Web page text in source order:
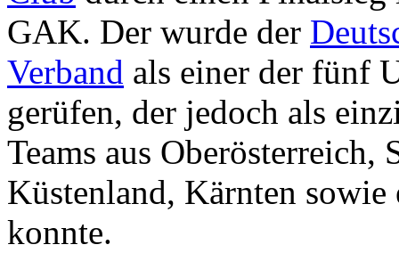
GAK. Der wurde der
Verband als einer der fünf
gerüfen, der jedoch als
Teams aus
Küstenland, Kärnten sowie
konnte.